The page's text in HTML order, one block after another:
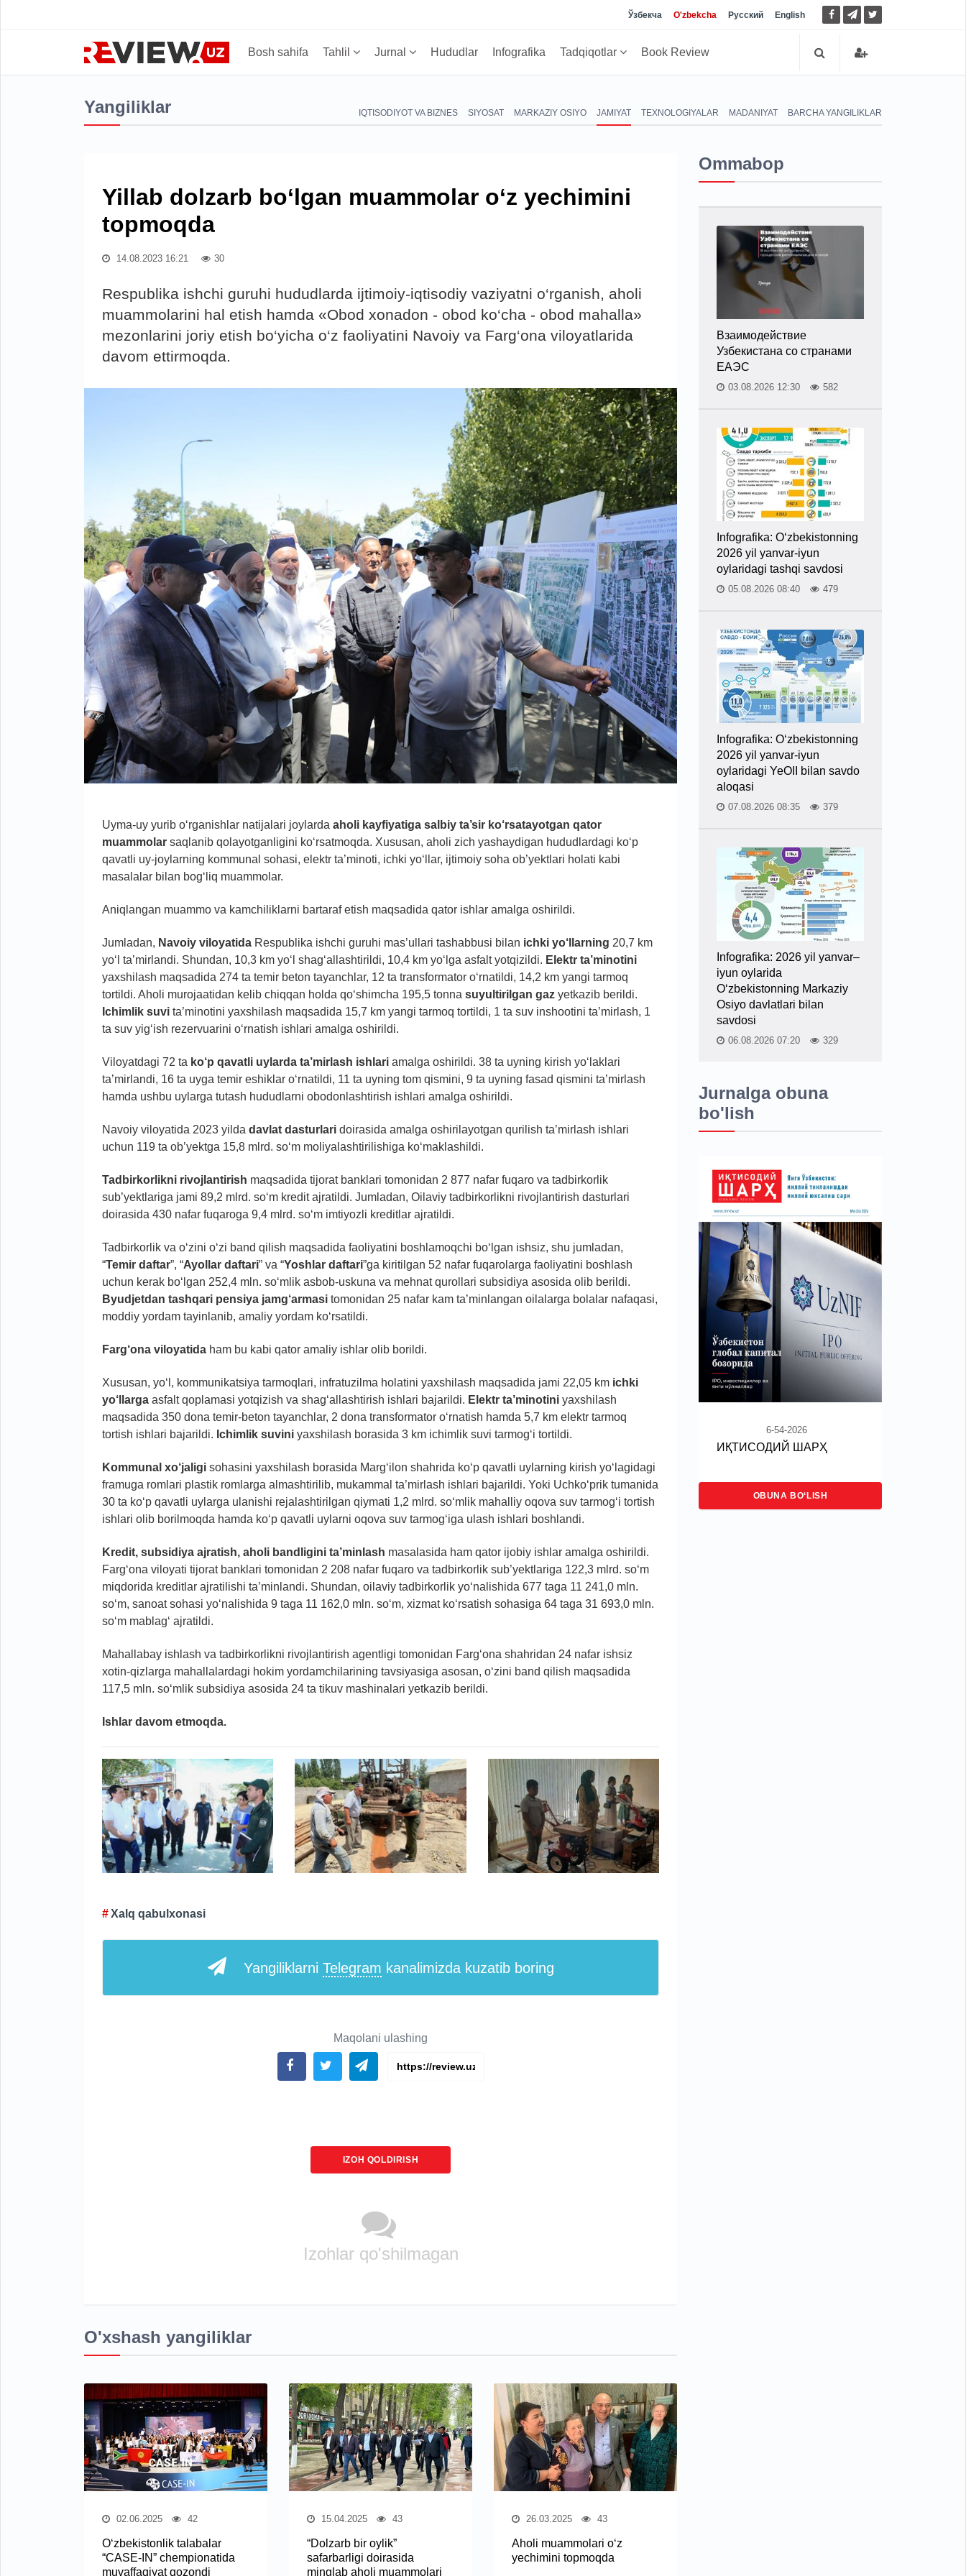
Ўзбекча O'zbekcha Русский English
Bosh sahifa Tahlil Jurnal Hududlar Infografika Tadqiqotlar Book Review
Yangiliklar IQTISODIYOT VA BIZNES SIYOSAT MARKAZIY OSIYO JAMIYAT TEXNOLOGIYALAR MADANIYAT BARCHA YANGILIKLAR
Yillab dolzarb bo‘lgan muammolar o‘z yechimini
topmoqda
14.08.2023 16:21 30
Respublika ishchi guruhi hududlarda ijtimoiy-iqtisodiy vaziyatni o‘rganish, aholi
muammolarini hal etish hamda «Obod xonadon - obod ko‘cha - obod mahalla»
mezonlarini joriy etish bo‘yicha o‘z faoliyatini Navoiy va Farg‘ona viloyatlarida
davom ettirmoqda.
Uyma-uy yurib o‘rganishlar natijalari joylarda aholi kayfiyatiga salbiy ta’sir ko‘rsatayotgan qator
muammolar saqlanib qolayotganligini ko‘rsatmoqda. Xususan, aholi zich yashaydigan hududlardagi ko‘p
qavatli uy-joylarning kommunal sohasi, elektr ta’minoti, ichki yo‘llar, ijtimoiy soha ob’yektlari holati kabi
masalalar bilan bog‘liq muammolar.
Aniqlangan muammo va kamchiliklarni bartaraf etish maqsadida qator ishlar amalga oshirildi.
Jumladan, Navoiy viloyatida Respublika ishchi guruhi mas’ullari tashabbusi bilan ichki yo‘llarning 20,7 km
yo‘l ta’mirlandi. Shundan, 10,3 km yo‘l shag‘allashtirildi, 10,4 km yo‘lga asfalt yotqizildi. Elektr ta’minotini
yaxshilash maqsadida 274 ta temir beton tayanchlar, 12 ta transformator o‘rnatildi, 14,2 km yangi tarmoq
tortildi. Aholi murojaatidan kelib chiqqan holda qo‘shimcha 195,5 tonna suyultirilgan gaz yetkazib berildi.
Ichimlik suvi ta’minotini yaxshilash maqsadida 15,7 km yangi tarmoq tortildi, 1 ta suv inshootini ta’mirlash, 1
ta suv yig‘ish rezervuarini o‘rnatish ishlari amalga oshirildi.
Viloyatdagi 72 ta ko‘p qavatli uylarda ta’mirlash ishlari amalga oshirildi. 38 ta uyning kirish yo‘laklari
ta’mirlandi, 16 ta uyga temir eshiklar o‘rnatildi, 11 ta uyning tom qismini, 9 ta uyning fasad qismini ta’mirlash
hamda ushbu uylarga tutash hududlarni obodonlashtirish ishlari amalga oshirildi.
Navoiy viloyatida 2023 yilda davlat dasturlari doirasida amalga oshirilayotgan qurilish ta’mirlash ishlari
uchun 119 ta ob’yektga 15,8 mlrd. so‘m moliyalashtirilishiga ko‘maklashildi.
Tadbirkorlikni rivojlantirish maqsadida tijorat banklari tomonidan 2 877 nafar fuqaro va tadbirkorlik
sub’yektlariga jami 89,2 mlrd. so‘m kredit ajratildi. Jumladan, Oilaviy tadbirkorlikni rivojlantirish dasturlari
doirasida 430 nafar fuqaroga 9,4 mlrd. so‘m imtiyozli kreditlar ajratildi.
Tadbirkorlik va o‘zini o‘zi band qilish maqsadida faoliyatini boshlamoqchi bo‘lgan ishsiz, shu jumladan,
“Temir daftar”, “Ayollar daftari” va “Yoshlar daftari”ga kiritilgan 52 nafar fuqarolarga faoliyatini boshlash
uchun kerak bo‘lgan 252,4 mln. so‘mlik asbob-uskuna va mehnat qurollari subsidiya asosida olib berildi.
Byudjetdan tashqari pensiya jamg‘armasi tomonidan 25 nafar kam ta’minlangan oilalarga bolalar nafaqasi,
moddiy yordam tayinlanib, amaliy yordam ko‘rsatildi.
Farg‘ona viloyatida ham bu kabi qator amaliy ishlar olib borildi.
Xususan, yo‘l, kommunikatsiya tarmoqlari, infratuzilma holatini yaxshilash maqsadida jami 22,05 km ichki
yo‘llarga asfalt qoplamasi yotqizish va shag‘allashtirish ishlari bajarildi. Elektr ta’minotini yaxshilash
maqsadida 350 dona temir-beton tayanchlar, 2 dona transformator o‘rnatish hamda 5,7 km elektr tarmoq
tortish ishlari bajarildi. Ichimlik suvini yaxshilash borasida 3 km ichimlik suvi tarmog‘i tortildi.
Kommunal xo‘jaligi sohasini yaxshilash borasida Marg‘ilon shahrida ko‘p qavatli uylarning kirish yo‘lagidagi
framuga romlari plastik romlarga almashtirilib, mukammal ta’mirlash ishlari bajarildi. Yoki Uchko‘prik tumanida
30 ta ko‘p qavatli uylarga ulanishi rejalashtirilgan qiymati 1,2 mlrd. so‘mlik mahalliy oqova suv tarmog‘i tortish
ishlari olib borilmoqda hamda ko‘p qavatli uylarni oqova suv tarmog‘iga ulash ishlari boshlandi.
Kredit, subsidiya ajratish, aholi bandligini ta’minlash masalasida ham qator ijobiy ishlar amalga oshirildi.
Farg‘ona viloyati tijorat banklari tomonidan 2 208 nafar fuqaro va tadbirkorlik sub’yektlariga 122,3 mlrd. so‘m
miqdorida kreditlar ajratilishi ta’minlandi. Shundan, oilaviy tadbirkorlik yo‘nalishida 677 taga 11 241,0 mln.
so‘m, sanoat sohasi yo‘nalishida 9 taga 11 162,0 mln. so‘m, xizmat ko‘rsatish sohasiga 64 taga 31 693,0 mln.
so‘m mablag‘ ajratildi.
Mahallabay ishlash va tadbirkorlikni rivojlantirish agentligi tomonidan Farg‘ona shahridan 24 nafar ishsiz
xotin-qizlarga mahallalardagi hokim yordamchilarining tavsiyasiga asosan, o‘zini band qilish maqsadida
117,5 mln. so‘mlik subsidiya asosida 24 ta tikuv mashinalari yetkazib berildi.
Ishlar davom etmoqda.
Xalq qabulxonasi
Yangiliklarni Telegram kanalimizda kuzatib boring
Maqolani ulashing
IZOH QOLDIRISH
Izohlar qo'shilmagan
O'xshash yangiliklar
02.06.2025 42
O‘zbekistonlik talabalar
“CASE-IN” chempionatida
muvaffaqiyat qozondi
15.04.2025 43
“Dolzarb bir oylik”
safarbarligi doirasida
minglab aholi muammolari
26.03.2025 43
Aholi muammolari o‘z
yechimini topmoqda
Ommabop
Взаимодействие
Узбекистана со странами
ЕАЭС
03.08.2026 12:30 582
Infografika: O‘zbekistonning
2026 yil yanvar-iyun
oylaridagi tashqi savdosi
05.08.2026 08:40 479
Infografika: O‘zbekistonning
2026 yil yanvar-iyun
oylaridagi YeOII bilan savdo
aloqasi
07.08.2026 08:35 379
Infografika: 2026 yil yanvar–
iyun oylarida
O‘zbekistonning Markaziy
Osiyo davlatlari bilan
savdosi
06.08.2026 07:20 329
Jurnalga obuna
bo'lish
6-54-2026
ИҚТИСОДИЙ ШАРҲ
OBUNA BO‘LISH